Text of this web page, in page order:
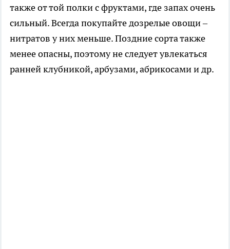
также от той полки с фруктами, где запах очень
сильный. Всегда покупайте дозрелые овощи –
нитратов у них меньше. Поздние сорта также
менее опасны, поэтому не следует увлекаться
ранней клубникой, арбузами, абрикосами и др.